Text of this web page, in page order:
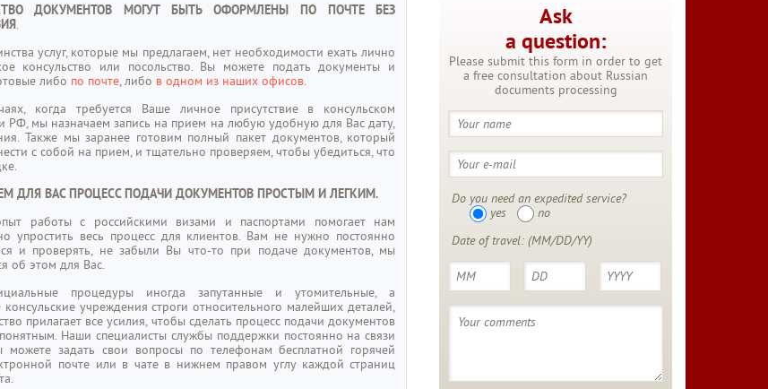
ДОКУМЕНТОВ МОГУТ БЫТЬ ОФОРМЛЕНЫ ПО ПОЧТЕ БЕЗ
.
услуг, которые мы предлагаем, нет необходимости ехать лично
консульство или посольство. Вы можете подать документы и
либо по почте, либо в одном из наших офисов.
когда требуется Ваше личное присутствие в консульском
РФ, мы назначаем запись на прием на любую удобную для Вас дату,
Также мы заранее готовим полный пакет документов, который
с собой на прием, и тщательно проверяем, чтобы убедиться, что
ДЛЯ ВАС ПРОЦЕСС ПОДАЧИ ДОКУМЕНТОВ ПРОСТЫМ И ЛЕГКИМ.
работы с российскими визами и паспортами помогает нам
упростить весь процесс для клиентов. Вам не нужно постоянно
и проверять, не забыли Вы что-то при подаче документов, мы
об этом для Вас.
процедуры иногда запутанные и утомительные, а
консульские учреждения строги относительного малейших деталей,
прилагает все усилия, чтобы сделать процесс подачи документов
Наши специалисты службы поддержки постоянно на связи
задать свои вопросы по телефонам бесплатной горячей
почте или в чате в нижнем правом углу каждой страниц
Ask
a question:
Please submit this form in order to get
a free consultation about Russian
documents processing
Do you need an expedited service?
yes
no
Date of travel: (MM/DD/YY)